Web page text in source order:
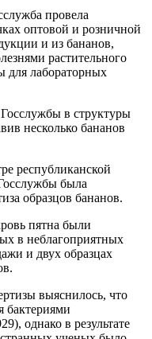
провела
оптовой и розничной
и из бананов,
растительного
для лабораторных
в структуры
несколько бананов
республиканской
была
образцов бананов.
пятна были
в неблагоприятных
и двух образцах
выяснилось, что
бактериями
однако в результате